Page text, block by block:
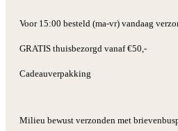
Voor 15:00 besteld (ma-vr) vandaag
GRATIS thuisbezorgd vanaf €50,-
Cadeauverpakking
Milieu bewust verzonden met